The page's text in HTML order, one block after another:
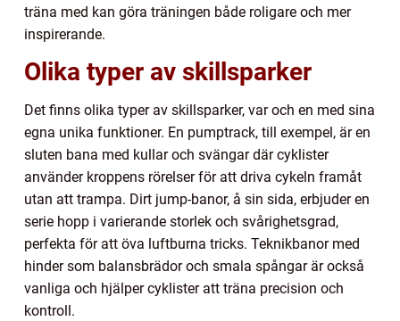
träna med kan göra träningen både roligare och mer
inspirerande.
Olika typer av skillsparker
Det finns olika typer av skillsparker, var och en med sina
egna unika funktioner. En pumptrack, till exempel, är en
sluten bana med kullar och svängar där cyklister
använder kroppens rörelser för att driva cykeln framåt
utan att trampa. Dirt jump-banor, å sin sida, erbjuder en
serie hopp i varierande storlek och svårighetsgrad,
perfekta för att öva luftburna tricks. Teknikbanor med
hinder som balansbrädor och smala spångar är också
vanliga och hjälper cyklister att träna precision och
kontroll.